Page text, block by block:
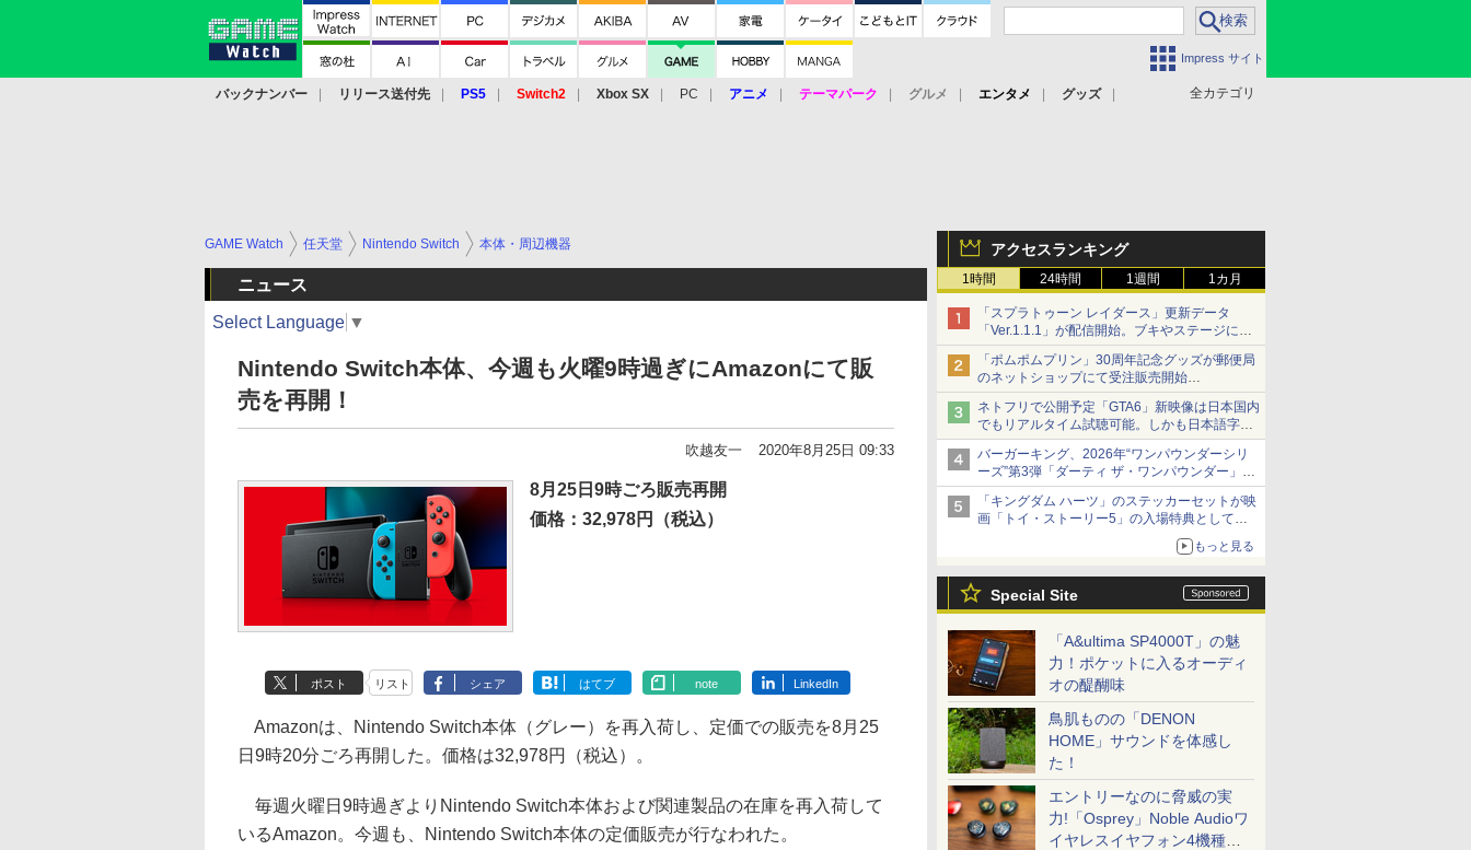
Impress サイト
全カテゴリ
バックナンバー リリース送付先 PS5 Switch2 Xbox SX PC アニメ テーマパーク グルメ エンタメ
グッズ
アクセスランキング
1時間 24時間 1週間 1カ月
「スプラトゥーン レイダース」更新データ
「Ver.1.1.1」が配信開始。ブキやステージに関
する不具合を修正
「ポムポムプリン」30周年記念グッズが郵便局
のネットショップにて受注販売開始
「おもちもちもちクッション」など今年だけの
限定商品が登場
ネトフリで公開予定「GTA6」新映像は日本国内
でもリアルタイム試聴可能。しかも日本語字幕
付き
Netflixから公式回答あり
バーガーキング、2026年“ワンパウンダーシリ
ーズ”第3弾「ダーティ ザ・ワンパウンダー」を
8月7日発売
「特製ガーリックマヨソース」を使用した超大
型チーズバーガー
「キングダム ハーツ」のステッカーセットが映
画「トイ・ストーリー5」の入場特典として配
本日8月7日より先着・数量限定で配布
もっと見る
Special Site
「A&ultima SP4000T」の魅
力！ポケットに入るオーディ
オの醍醐味
鳥肌ものの「DENON
HOME」サウンドを体感し
た！
エントリーなのに脅威の実
力!「Osprey」Noble Audioワ
イヤレスイヤフォン4機種を
GAME Watch 任天堂 Nintendo Switch 本体・周辺機器
ニュース
Select Language ▼
Nintendo Switch本体、今週も火曜9時過ぎにAmazonにて販
売を再開！
吹越友一 2020年8月25日 09:33
8月25日9時ごろ販売再開
価格：32,978円（税込）
ポスト リスト シェア はてブ note LinkedIn
Amazonは、Nintendo Switch本体（グレー）を再入荷し、定価での販売を8月25
日9時20分ごろ再開した。価格は32,978円（税込）。
毎週火曜日9時過ぎよりNintendo Switch本体および関連製品の在庫を再入荷して
いるAmazon。今週も、Nintendo Switch本体の定価販売が行なわれた。